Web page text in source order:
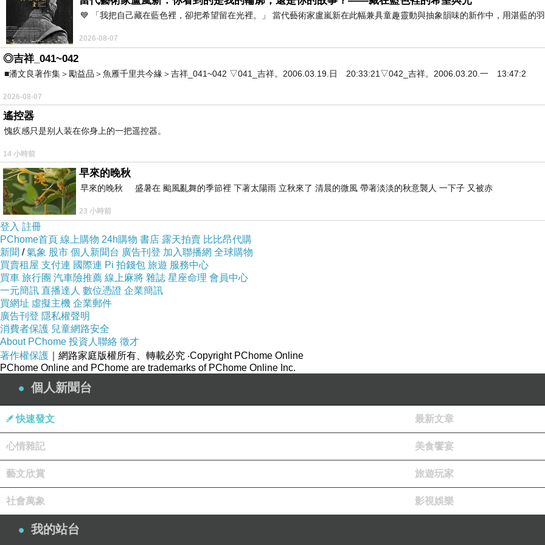
在京站後面的巷子裡，安靜的營業著💙 「我把自己藏在藍色裡，卻把希望留在光裡。」 當代藝術家盧嵐新在此幅兼具童趣靈動與抽象韻味的新作中，用湛藍的
2026-08-07
◎吉祥_041~042
■潘文良著作集＞勵益品＞魚雁千里共今緣＞吉祥_041~042 ▽041_吉祥。2006.03.19.日 20:33:21▽042_吉祥。2006.03.20.一 13:47:2
2026-08-07
遙控器
愧疚感只是别人装在你身上的一把遥控器。
14 小時前
早來的晚秋
早來的晚秋 盛暑在 颱風亂舞的季節裡 下著太陽雨 立秋來了 清晨的微風 帶著淡淡的秋意襲人 一下子 又被赤
23 小時前
登入 註冊
PChome首頁 線上購物 24h購物 書店 露天拍賣 比比昂代購
新聞 /氣象 股市 個人新聞台 廣告刊登 加入聯播網 全球購物
買賣租屋 支付連 國際連 Pi 拍錢包 旅遊 服務中心
買車 旅行團 汽車險推薦 線上麻將 雜誌 星座命理 會員中心
一元簡訊 直播達人 數位憑證 企業簡訊
買網址 虛擬主機 企業郵件
廣告刊登 隱私權聲明
消費者保護 兒童網路安全
About PChome 投資人聯絡 徵才
著作權保護 ｜網路家庭版權所有、轉載必究 ‧Copyright PChome Online
PChome Online and PChome are trademarks of PChome Online Inc.
個人新聞台
快速發文 最新文章
心情雜記 美食饗宴
藝文欣賞 旅遊玩家
社會萬象 影視娛樂
我的站台